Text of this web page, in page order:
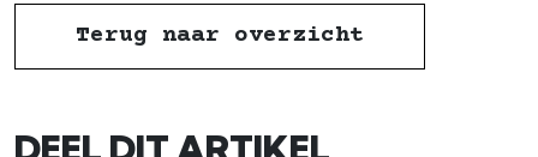
Terug naar overzicht